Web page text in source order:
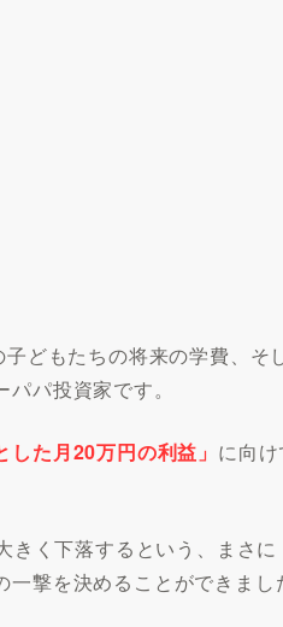
どもたちの将来の学費、
パ投資家です。
した月20万円の利益」 に向
きく下落するという、まさ
撃を決めることができまし